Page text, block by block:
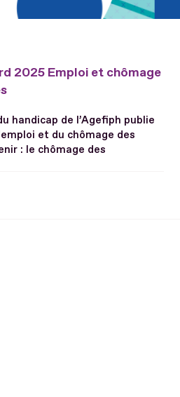
2025 Emploi et chômage
handicap de l’Agefiph publie
et du chômage des
: le chômage des